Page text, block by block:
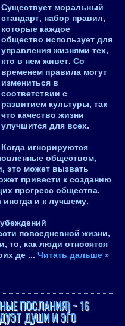
Существует моральный
стандарт, набор правил,
которые каждое
общество использует для
управления жизнями тех,
кто в нем живет. Со
временем правила могут
измениться в
соответствии с
развитием культуры, так
что качество жизни
улучшится для всех.
Когда игнорируются
обществом,
это может вызвать
привести к созданию
прогресс общества.
иногда и к лучшему.
повседневной жизни,
то, как люди относятся
де ... Читать дальше »
ПОСЛАНИЯ) ~ 16
ДУШИ И ЭГО